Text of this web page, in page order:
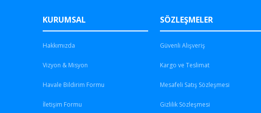
KURUMSAL
Hakkımızda
Vizyon & Misyon
Havale Bildirim Formu
İletişim Formu
SÖZLEŞMELER
Güvenli Alışveriş
Kargo ve Teslimat
Mesafeli Satış Sözleşmesi
Gizlilik Sözleşmesi